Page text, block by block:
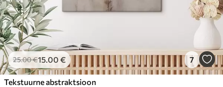
25.00€15.00 € 7
Tekstuurne abstraktsioon